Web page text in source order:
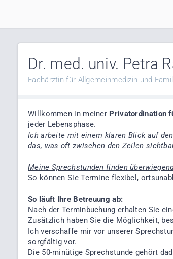
Dr. med. univ. Petra
Fachärztin für Allgemeinmedizin und
Willkommen in meiner Privatordination
jeder Lebensphase.
Ich arbeite mit einem klaren Blick auf
das, was oft zwischen den Zeilen
Meine Sprechstunden finden
So können Sie Termine flexibel,
So läuft Ihre Betreuung ab:
Nach der Terminbuchung erhalten Sie
Zusätzlich haben Sie die Möglichkeit,
Ich verschaffe mir vor unserer
sorgfältig vor.
Die 50-minütige Sprechstunde gehört